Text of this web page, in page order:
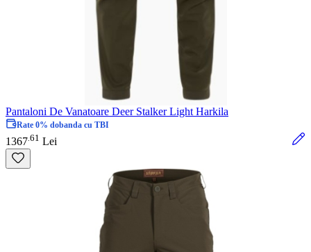
Pantaloni De Vanatoare Deer Stalker Light Harkila
Rate 0% dobanda cu TBI
1367 61 Lei